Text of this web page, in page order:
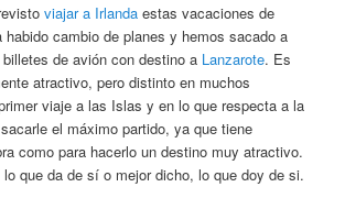
viajar a Irlanda estas vacaciones de
habido cambio de planes y hemos sacado a
de avión con destino a Lanzarote. Es
atractivo, pero distinto en muchos
viaje a las Islas y en lo que respecta a la
el máximo partido, ya que tiene
como para hacerlo un destino muy atractivo.
que da de sí o mejor dicho, lo que doy de si.